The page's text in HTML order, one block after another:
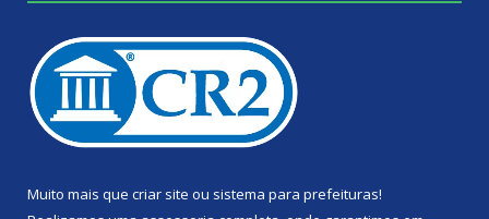
Muito mais que criar site ou sistema para prefeituras!